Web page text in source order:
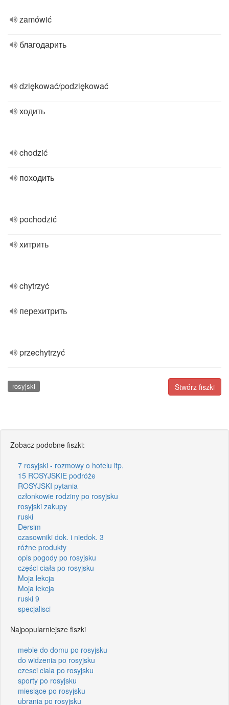
zamówić
благодарить
dziękować/podziękować
ходить
chodzić
походить
pochodzić
хитрить
chytrzyć
перехитрить
przechytrzyć
Stwórz fiszki
rosyjski
Zobacz podobne fiszki:
7 rosyjski - rozmowy o hotelu itp.
15 ROSYJSKIE podróże
ROSYJSKI pytania
członkowie rodziny po rosyjsku
rosyjski zakupy
ruski
Dersim
czasowniki dok. i niedok. 3
różne produkty
opis pogody po rosyjsku
części ciała po rosyjsku
Moja lekcja
Moja lekcja
ruski 9
specjalisci
Najpopularniejsze fiszki
meble do domu po rosyjsku
do widzenia po rosyjsku
czesci ciala po rosyjsku
sporty po rosyjsku
miesiące po rosyjsku
ubrania po rosyjsku